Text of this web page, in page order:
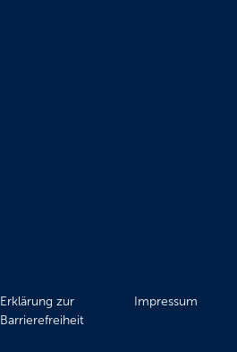
Erklärung zur
Barrierefreiheit
Impressum